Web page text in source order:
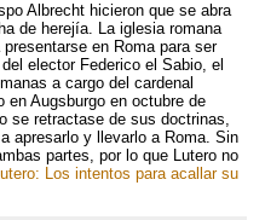
Albrecht hicieron que se abra
de herejía. La iglesia romana
en Roma para ser
elector Federico el Sabio, el
a cargo del cardenal
en Augsburgo en octubre de
se retractase de sus doctrinas,
apresarlo y llevarlo a Roma. Sin
partes, por lo que Lutero no
Los intentos para acallar su